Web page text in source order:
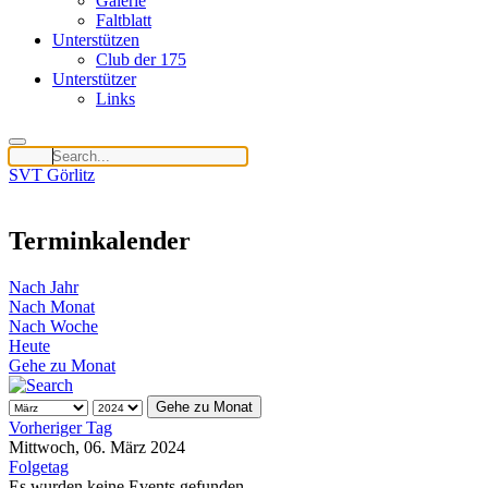
Faltblatt
Unterstützen
Club der 175
Unterstützer
Links
SVT Görlitz
Terminkalender
Nach Jahr
Nach Monat
Nach Woche
Heute
Gehe zu Monat
Gehe zu Monat
Vorheriger Tag
Mittwoch, 06. März 2024
Folgetag